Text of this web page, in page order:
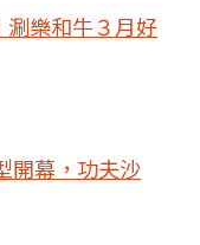
樂和牛３月好
開幕，功夫沙